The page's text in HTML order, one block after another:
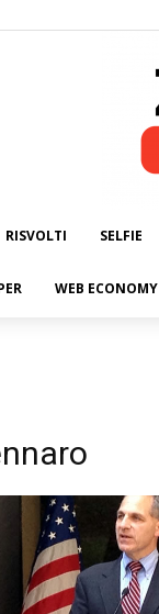
RISVOLTI SELFIE
WEB ECONOMY